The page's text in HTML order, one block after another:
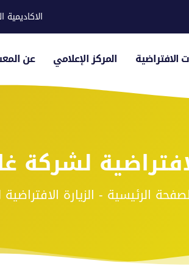
عن المركز الإعلامي الافتراضية
لشركة
الرئيسية - الزيارة